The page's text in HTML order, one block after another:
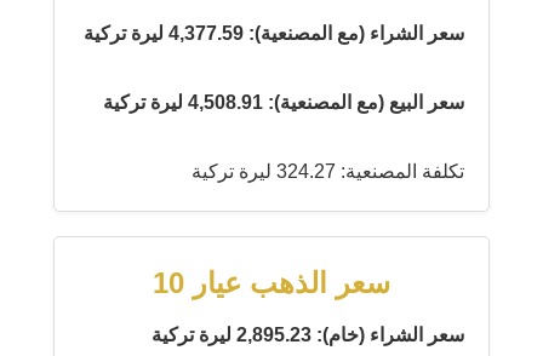
سعر الشراء (مع المصنعية): 4,377.59 ليرة تركية
سعر البيع (مع المصنعية): 4,508.91 ليرة تركية
تكلفة المصنعية: 324.27 ليرة تركية
سعر الذهب عيار 10
سعر الشراء (خام): 2,895.23 ليرة تركية